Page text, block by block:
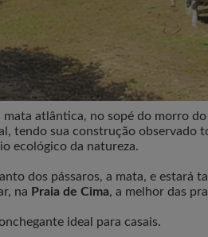
mata atlântica, no sopé do morro
tendo sua construção observado
ecológico da natureza.
dos pássaros, a mata, e estará
na Praia de Cima, a melhor das
ideal para casais.